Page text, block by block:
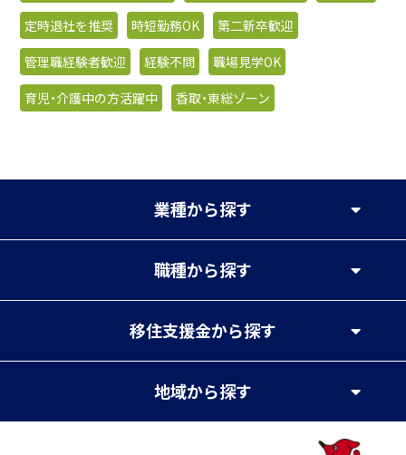
定時退社を推奨
時短勤務OK
第二新卒歓迎
管理職経験者歓迎
経験不問
職場見学OK
育児・介護中の方活躍中
香取・東総ゾーン
業種から探す
職種から探す
移住支援金から探す
地域から探す